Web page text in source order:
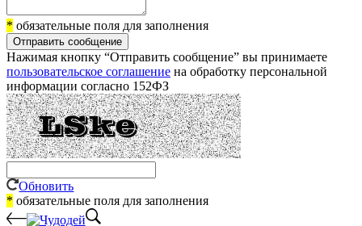
* обязательные поля для заполнения
Отправить сообщение
Нажимая кнопку “Отправить сообщение” вы принимаете
пользовательское соглашение на обработку персональной
информации согласно 152ФЗ
Обновить
* обязательные поля для заполнения